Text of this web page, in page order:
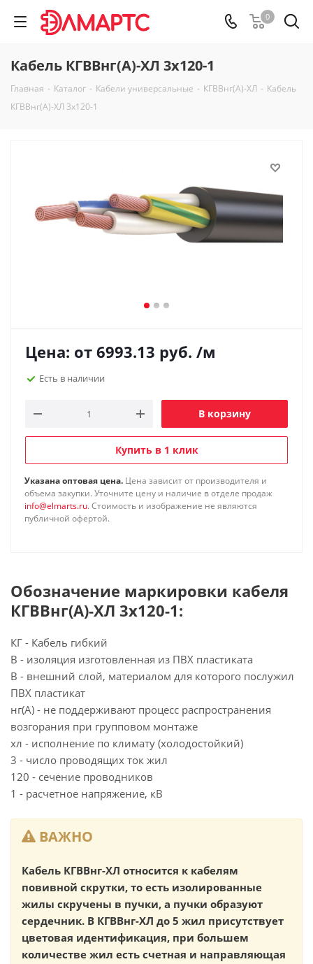
0
Кабель КГВВнг(А)-ХЛ 3х120-1
Главная - Каталог - Кабели универсальные - КГВВнг(А)-ХЛ - Кабель
КГВВнг(А)-ХЛ 3х120-1
Цена: от 6993.13 руб. /м
Есть в наличии
В корзину
Купить в 1 клик
Указана оптовая цена. Цена зависит от производителя и
объема закупки. Уточните цену и наличие в отделе продаж
info@elmarts.ru. Стоимость и изображение не являются
публичной офертой.
Обозначение маркировки кабеля
КГВВнг(А)-ХЛ 3х120-1:
КГ - Кабель гибкий
В - изоляция изготовленная из ПВХ пластиката
В - внешний слой, материалом для которого послужил
ПВХ пластикат
нг(А) - не поддерживают процесс распространения
возгорания при групповом монтаже
хл - исполнение по климату (холодостойкий)
3 - число проводящих ток жил
120 - сечение проводников
1 - расчетное напряжение, кВ
ВАЖНО
Кабель КГВВнг-ХЛ относится к кабелям
повивной скрутки, то есть изолированные
жилы скручены в пучки, а пучки образуют
сердечник. В КГВВнг-ХЛ до 5 жил присутствует
цветовая идентификация, при большем
количестве жил есть счетная и направляющая